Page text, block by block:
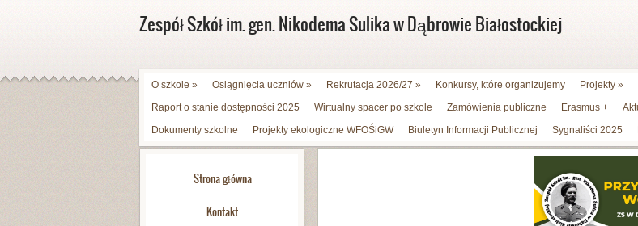
Zespół Szkół im. gen. Nikodema Sulika w Dąbrowie Białostockiej
O szkole » Osiągnięcia uczniów » Rekrutacja 2026/27 » Konkursy, które organizujemy Projekty »
Raport o stanie dostępności 2025
Wirtualny spacer po szkole Zamówienia publiczne Erasmus +
Dokumenty szkolne
Projekty ekologiczne WFOŚiGW Biuletyn Informacji Publicznej Sygnaliści 2025
Strona główna
Kontakt